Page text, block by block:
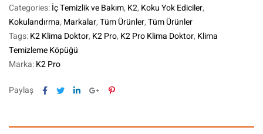
Categories:İç Temizlik ve Bakım, K2, Koku Yok Ediciler,
Kokulandırma, Markalar,Tüm Ürünler,Tüm Ürünler
Tags:K2 Klima Doktor, K2 Pro, K2 Pro Klima Doktor, Klima
Temizleme Köpüğü
Marka:K2 Pro
Paylaş Facebook
TwitterLinkedinGoogle+Pinterest